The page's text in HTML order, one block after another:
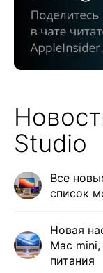
Studio
Все
список
Новая
Mac
питания